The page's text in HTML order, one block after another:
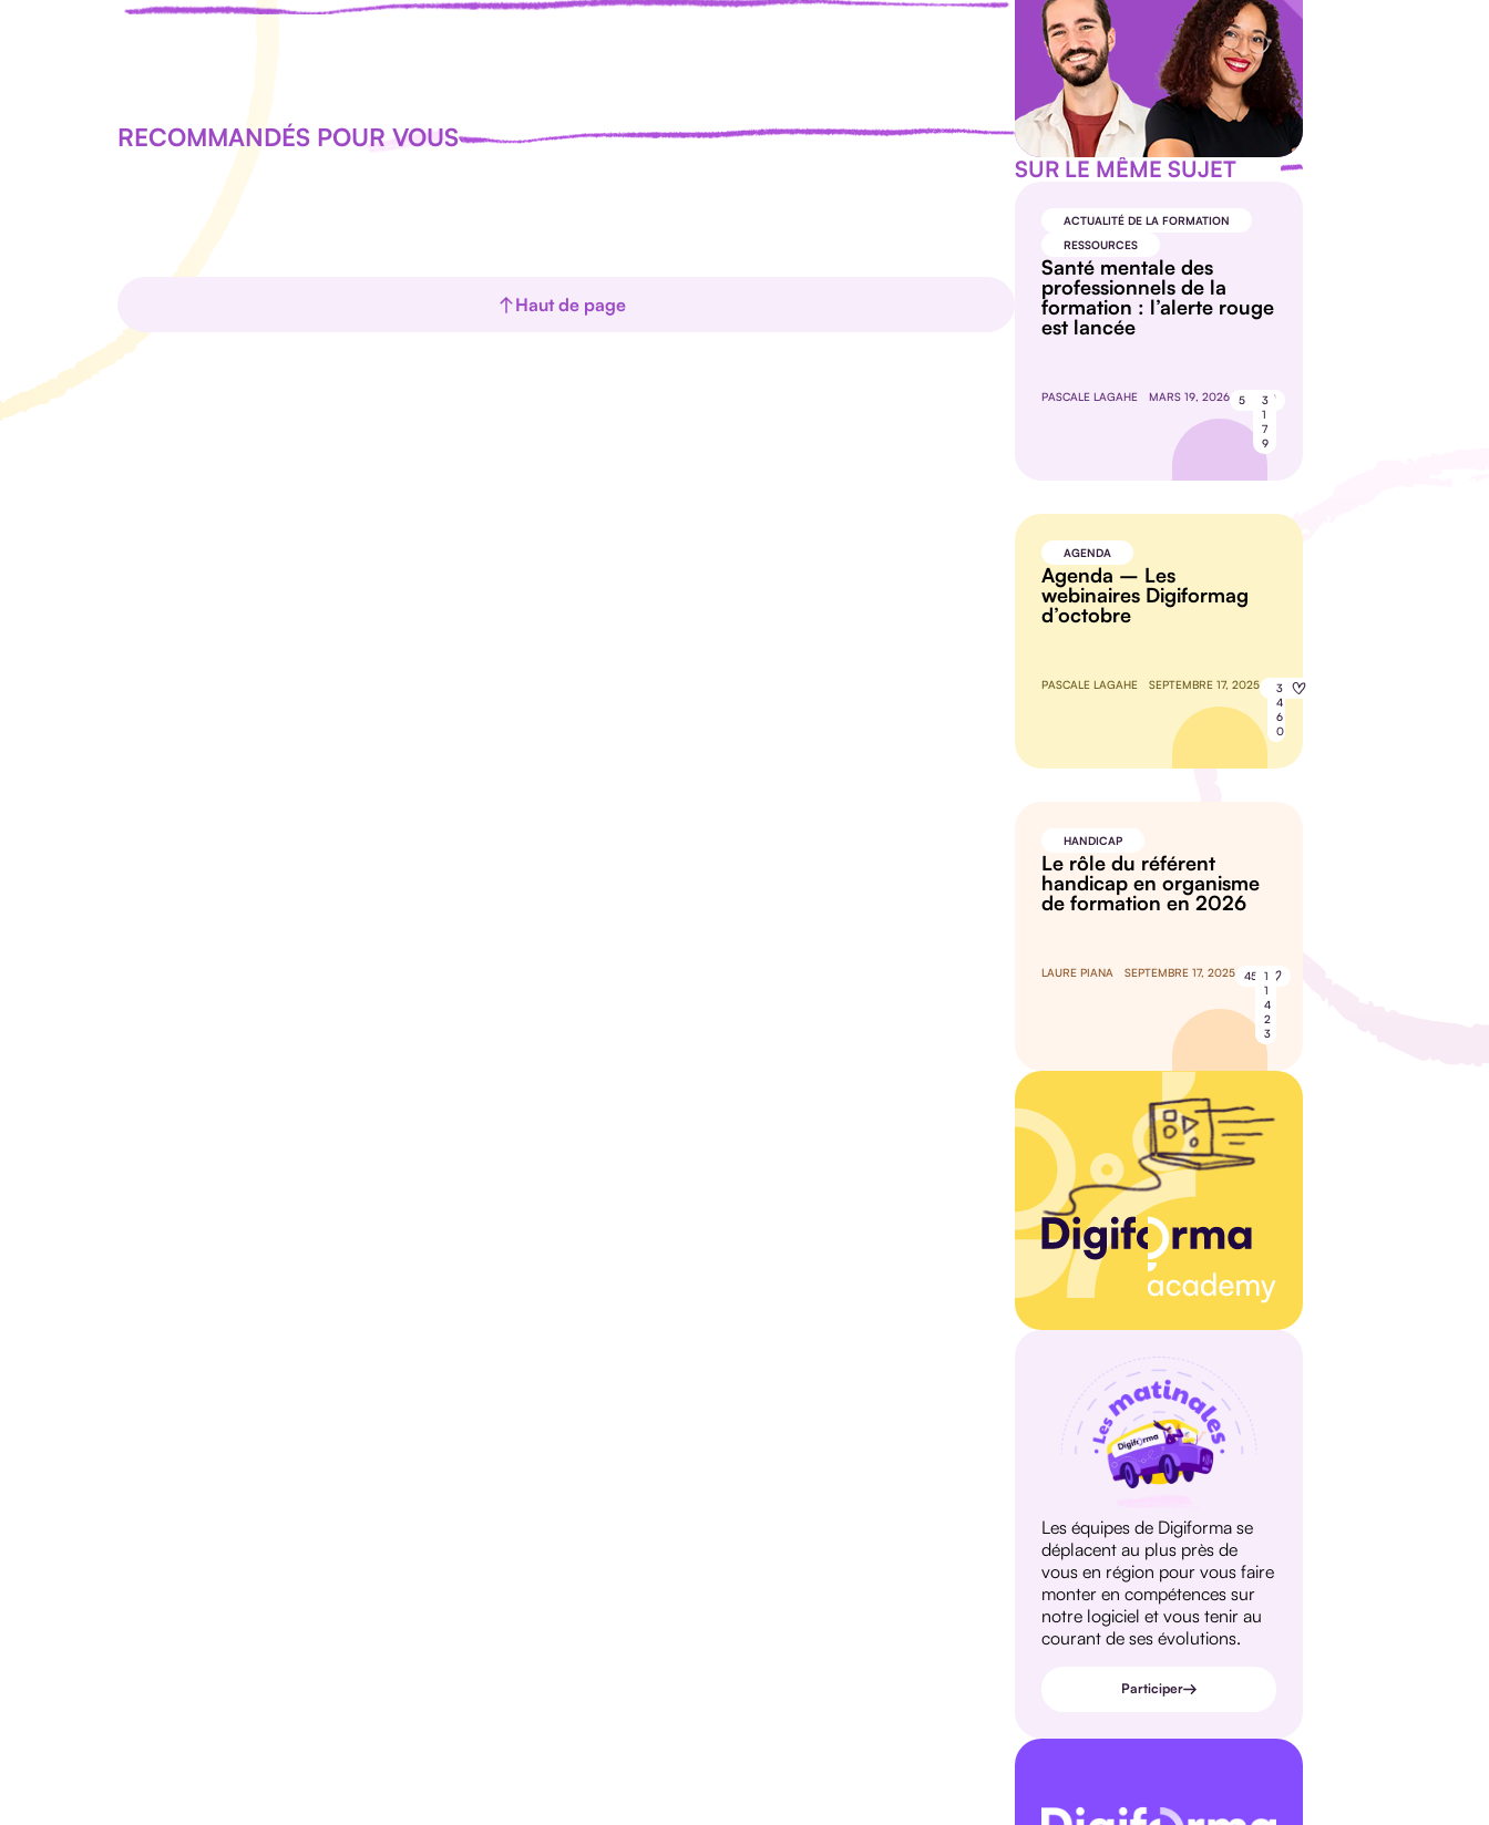
RECOMMANDÉS POUR VOUS
Haut de page
SUR LE MÊME SUJET
ACTUALITÉ DE LA FORMATION
RESSOURCES
Santé mentale des
professionnels de la
formation : l’alerte rouge
est lancée
PASCALE LAGAHE MARS 19, 2026 5
3
1
7
9
AGENDA
Agenda – Les
webinaires Digiformag
d’octobre
PASCALE LAGAHE SEPTEMBRE 17, 2025
3
4
6
0
HANDICAP
Le rôle du référent
handicap en organisme
de formation en 2026
LAURE PIANA SEPTEMBRE 17, 2025 45 1
1
4
2
3
Les équipes de Digiforma se
déplacent au plus près de
vous en région pour vous faire
monter en compétences sur
notre logiciel et vous tenir au
courant de ses évolutions.
Participer